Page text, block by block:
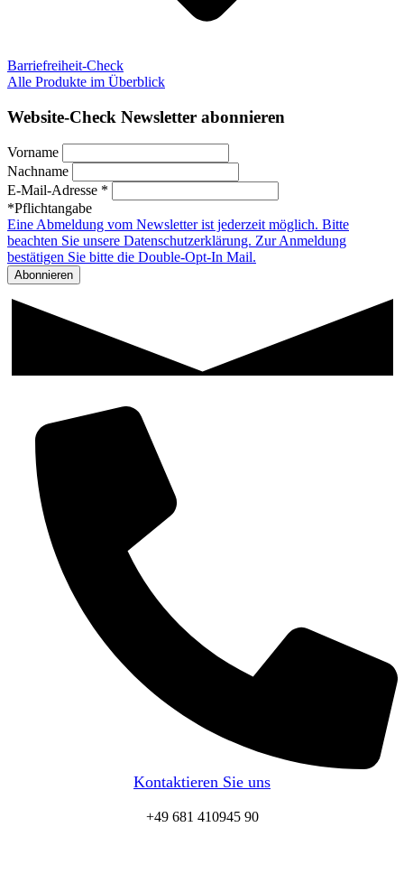
Barriefreiheit-Check
Alle Produkte im Überblick
Website-Check Newsletter abonnieren
Vorname
Nachname
E-Mail-Adresse *
*Pflichtangabe
Eine Abmeldung vom Newsletter ist jederzeit möglich. Bitte
beachten Sie unsere Datenschutzerklärung. Zur Anmeldung
bestätigen Sie bitte die Double-Opt-In Mail.
Kontaktieren Sie uns
+49 681 410945 90